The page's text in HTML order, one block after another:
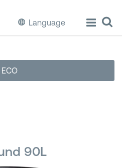
Language
ECO
90L